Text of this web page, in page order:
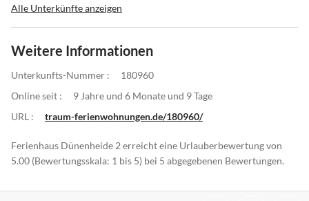
Alle Unterkünfte anzeigen
Weitere Informationen
Unterkunfts-Nummer :
180960
Online seit :
9 Jahre und 6 Monate und 9 Tage
URL :
traum-ferienwohnungen.de/180960/
Ferienhaus Dünenheide 2 erreicht eine Urlauberbewertung von
5.00 (Bewertungsskala: 1 bis 5) bei 5 abgegebenen Bewertungen.